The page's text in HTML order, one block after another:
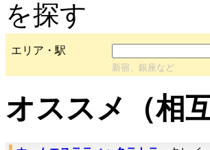
エリア・駅
新宿、銀座など
オススメ（相